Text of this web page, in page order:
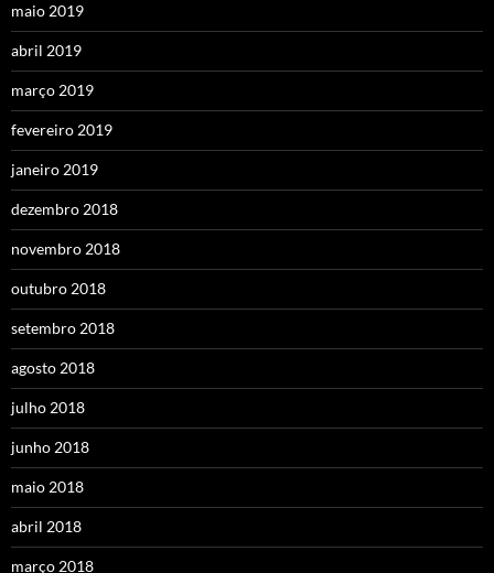
maio 2019
abril 2019
março 2019
fevereiro 2019
janeiro 2019
dezembro 2018
novembro 2018
outubro 2018
setembro 2018
agosto 2018
julho 2018
junho 2018
maio 2018
abril 2018
março 2018